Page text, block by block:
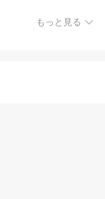
もっと見る